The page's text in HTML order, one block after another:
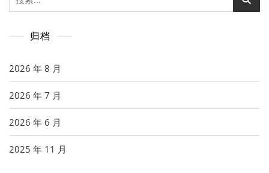
索：
归档
2026 年 8 月
2026 年 7 月
2026 年 6 月
2025 年 11 月